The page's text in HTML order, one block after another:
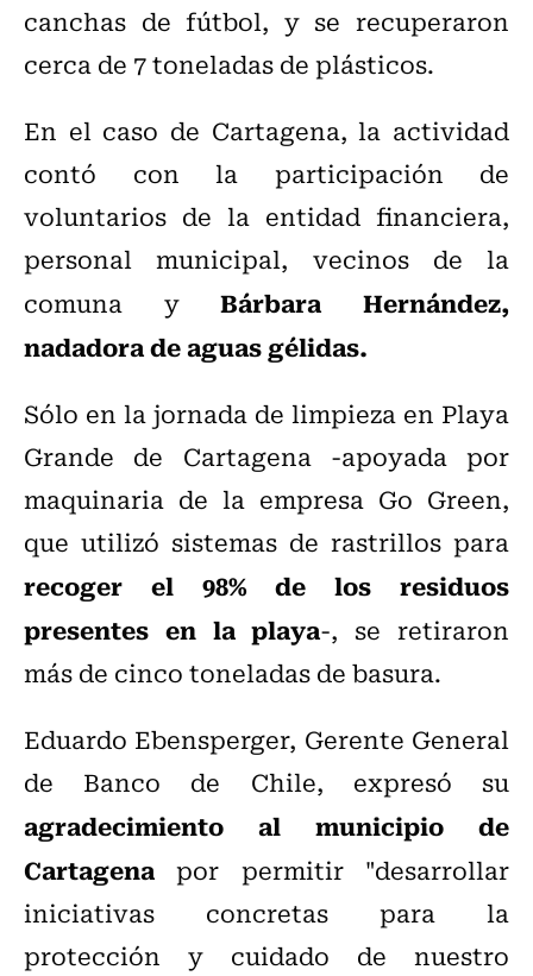
canchas de fútbol, y se recuperaron
cerca de 7 toneladas de plásticos.
En el caso de Cartagena, la actividad
contó con la participación de
voluntarios de la entidad financiera,
personal municipal, vecinos de la
comuna yBárbara Hernández,
nadadora de aguas gélidas.
Sólo en la jornada de limpieza en Playa
Grande de Cartagena -apoyada por
maquinaria de la empresa Go Green,
que utilizó sistemas de rastrillos para
recoger el 98% de los residuos
presentes en la playa-, se retiraron
más de cinco toneladas de basura.
Eduardo Ebensperger, Gerente General
de Banco de Chile, expresó su
agradecimiento al municipio de
Cartagena por permitir "desarrollar
iniciativas concretas para la
protección y cuidado de nuestro